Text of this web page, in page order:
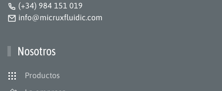
(+34) 984 151 019
info@micruxfluidic.com
Nosotros
Productos